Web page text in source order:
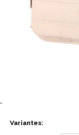
Variantes: